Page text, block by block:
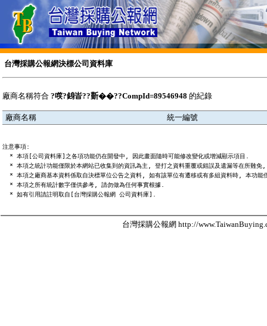
台灣採購公報網決標公司資料庫
廠商名稱符合 ?㗛?銵峕??𣂼��??CompId=89546948 的紀錄
廠商名稱 統一編號
注意事項:
  * 本項[公司資料庫]之各項功能仍在開發中, 因此畫面隨時可能修改變化或增減顯示項目.
* 本項之統計功能僅限於本網站已收集到的資訊為主, 登打之資料重覆或錯誤及遺漏等在所難免
* 本項之廠商基本資料係取自決標單位公告之資料, 如有該單位有遷移或有多組資料時, 本功能
  * 本項之所有統計數字僅供參考, 請勿做為任何事實根據.
台灣採購公報網 http://